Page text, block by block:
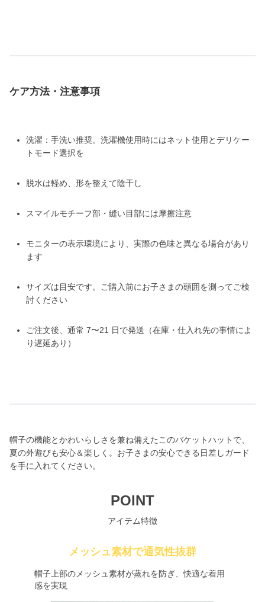
ケア方法・注意事項
洗濯：手洗い推奨。洗濯機使用時にはネット使用とデリケー
トモード選択を
脱水は軽め、形を整えて陰干し
スマイルモチーフ部・縫い目部には摩擦注意
モニターの表示環境により、実際の色味と異なる場合があり
ます
サイズは目安です。ご購入前にお子さまの頭囲を測ってご検
討ください
ご注文後、通常 7〜21 日で発送（在庫・仕入れ先の事情によ
り遅延あり）
帽子の機能とかわいらしさを兼ね備えたこのバケットハットで、
夏の外遊びも安心＆楽しく。お子さまの安心できる日差しガード
を手に入れてください。
POINT
アイテム特徴
メッシュ素材で通気性抜群
帽子上部のメッシュ素材が蒸れを防ぎ、快適な着用
感を実現